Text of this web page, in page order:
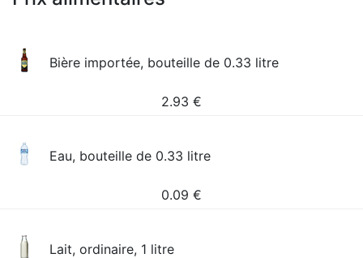
Bière importée, bouteille de 0.33 litre
2.93 €
Eau, bouteille de 0.33 litre
0.09 €
Lait, ordinaire, 1 litre